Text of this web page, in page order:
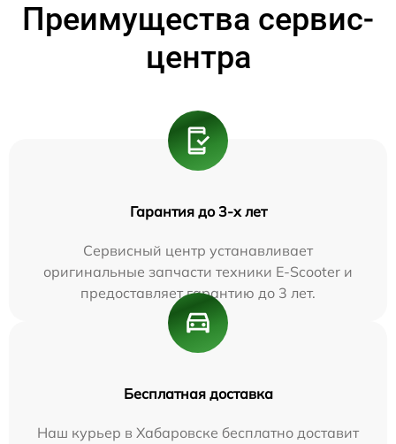
Преимущества сервис-
центра
Гарантия до 3-х лет
Сервисный центр устанавливает
оригинальные запчасти техники E-Scooter и
предоставляет гарантию до 3 лет.
Бесплатная доставка
Наш курьер в Хабаровске бесплатно доставит